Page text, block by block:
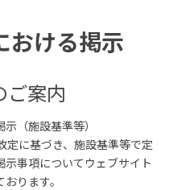
おける掲示
ご案内
（施設基準等）
定に基づき、施設基準等で定
事項についてウェブサイト
ります。